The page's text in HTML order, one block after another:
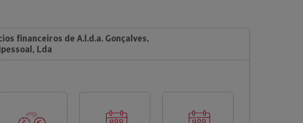
financeiros de A.l.d.a. Gonçalves,
Lda